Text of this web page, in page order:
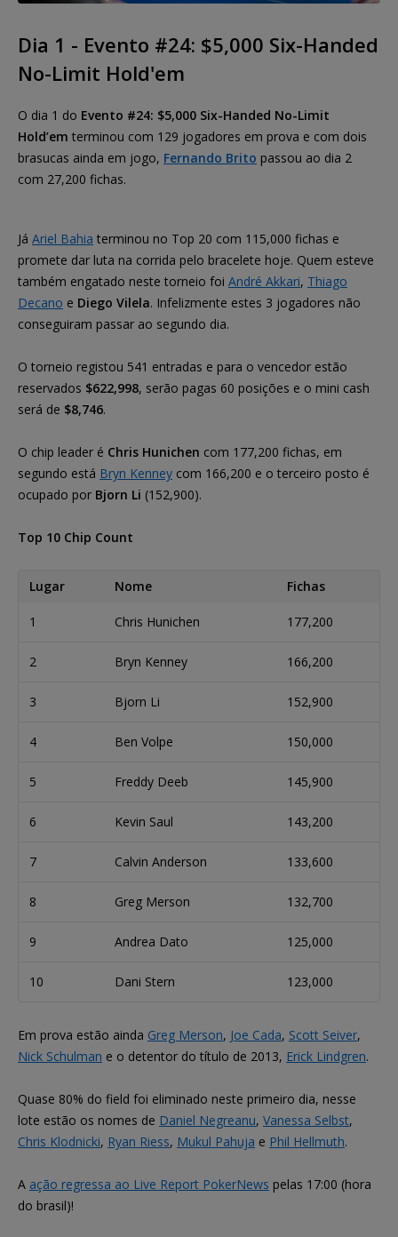
Dia 1 - Evento #24: $5,000 Six-Handed
No-Limit Hold'em
O dia 1 do Evento #24: $5,000 Six-Handed No-Limit
Hold’em terminou com 129 jogadores em prova e com dois
brasucas ainda em jogo, Fernando Brito passou ao dia 2
com 27,200 fichas.
Já Ariel Bahia terminou no Top 20 com 115,000 fichas e
promete dar luta na corrida pelo bracelete hoje. Quem esteve
também engatado neste torneio foi André Akkari, Thiago
Decano e Diego Vilela. Infelizmente estes 3 jogadores não
conseguiram passar ao segundo dia.
O torneio registou 541 entradas e para o vencedor estão
reservados $622,998, serão pagas 60 posições e o mini cash
será de $8,746.
O chip leader é Chris Hunichen com 177,200 fichas, em
segundo está Bryn Kenney com 166,200 e o terceiro posto é
ocupado por Bjorn Li (152,900).
Top 10 Chip Count
Lugar Nome Fichas
1 Chris Hunichen 177,200
2 Bryn Kenney 166,200
3 Bjorn Li 152,900
4 Ben Volpe 150,000
5 Freddy Deeb 145,900
6 Kevin Saul 143,200
7 Calvin Anderson 133,600
8 Greg Merson 132,700
9 Andrea Dato 125,000
10 Dani Stern 123,000
Em prova estão ainda Greg Merson, Joe Cada, Scott Seiver,
Nick Schulman e o detentor do título de 2013, Erick Lindgren.
Quase 80% do field foi eliminado neste primeiro dia, nesse
lote estão os nomes de Daniel Negreanu, Vanessa Selbst,
Chris Klodnicki, Ryan Riess, Mukul Pahuja e Phil Hellmuth.
A ação regressa ao Live Report PokerNews pelas 17:00 (hora
do brasil)!